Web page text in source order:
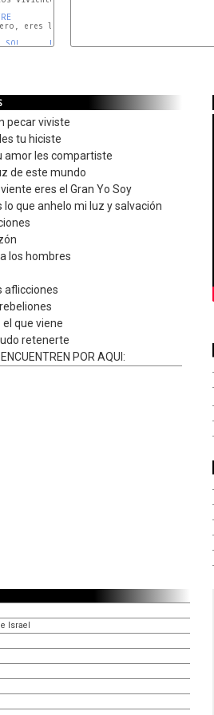
eres lo que anhelo mi luz y salvación
SOL RE
pecar viviste
tu hiciste
amor les compartiste
de este mundo
eres el Gran Yo Soy
lo que anhelo mi luz y salvación
los hombres
aflicciones
que viene
retenerte
POR AQUI:
Israel